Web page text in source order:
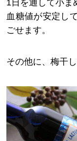
1日を通して小ま
血糖値が安定し
ごせます。
その他に、梅干